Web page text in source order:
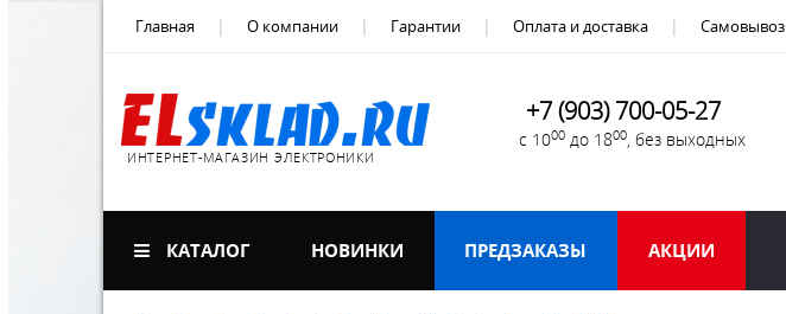
Главная О компании Гарантии Оплата и доставка Самовывоз
ИНТЕРНЕТ-МАГАЗИН ЭЛЕКТРОНИКИ
+7 (903) 700-05-27
с 1000 до 1800, без выходных
КАТАЛОГ НОВИНКИ ПРЕДЗАКАЗЫ АКЦИИ